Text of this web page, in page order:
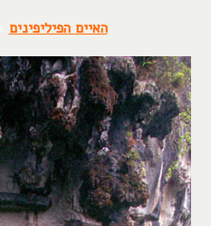
האיים הפיליפינים